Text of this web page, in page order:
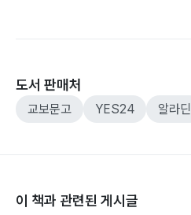
도서 판매처
교보문고 YES24 알라딘
이 책과 관련된 게시글